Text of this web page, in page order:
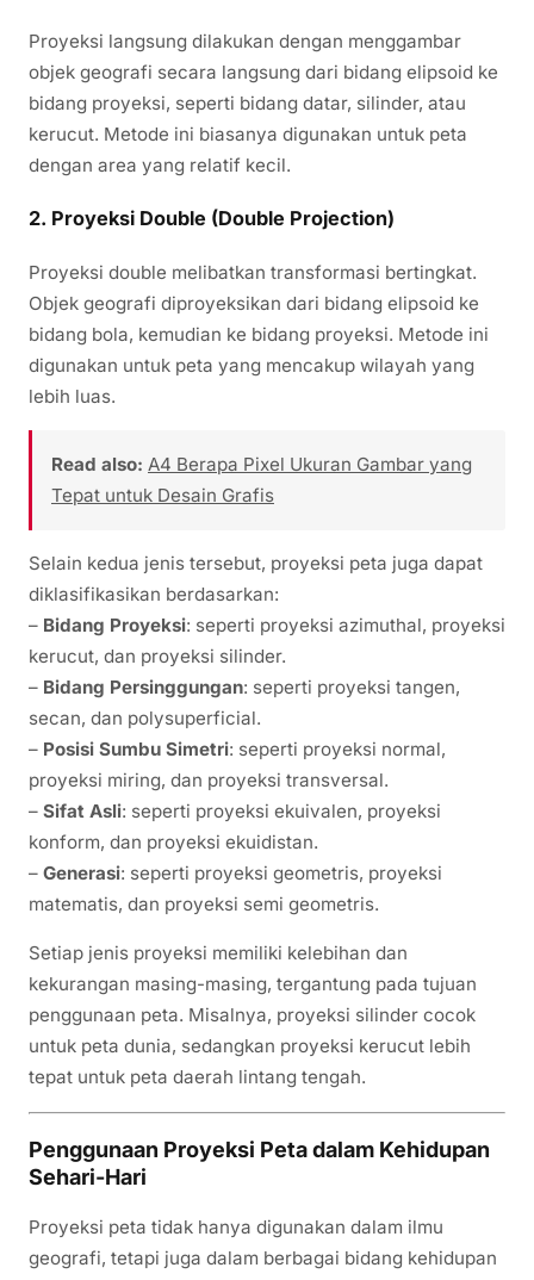
Proyeksi langsung dilakukan dengan menggambar
objek geografi secara langsung dari bidang elipsoid ke
bidang proyeksi, seperti bidang datar, silinder, atau
kerucut. Metode ini biasanya digunakan untuk peta
dengan area yang relatif kecil.
2. Proyeksi Double (Double Projection)
Proyeksi double melibatkan transformasi bertingkat.
Objek geografi diproyeksikan dari bidang elipsoid ke
bidang bola, kemudian ke bidang proyeksi. Metode ini
digunakan untuk peta yang mencakup wilayah yang
lebih luas.
Read also: A4 Berapa Pixel Ukuran Gambar yang
Tepat untuk Desain Grafis
Selain kedua jenis tersebut, proyeksi peta juga dapat
diklasifikasikan berdasarkan:
– Bidang Proyeksi: seperti proyeksi azimuthal, proyeksi
kerucut, dan proyeksi silinder.
– Bidang Persinggungan: seperti proyeksi tangen,
secan, dan polysuperficial.
– Posisi Sumbu Simetri: seperti proyeksi normal,
proyeksi miring, dan proyeksi transversal.
– Sifat Asli: seperti proyeksi ekuivalen, proyeksi
konform, dan proyeksi ekuidistan.
– Generasi: seperti proyeksi geometris, proyeksi
matematis, dan proyeksi semi geometris.
Setiap jenis proyeksi memiliki kelebihan dan
kekurangan masing-masing, tergantung pada tujuan
penggunaan peta. Misalnya, proyeksi silinder cocok
untuk peta dunia, sedangkan proyeksi kerucut lebih
tepat untuk peta daerah lintang tengah.
Penggunaan Proyeksi Peta dalam Kehidupan
Sehari-Hari
Proyeksi peta tidak hanya digunakan dalam ilmu
geografi, tetapi juga dalam berbagai bidang kehidupan